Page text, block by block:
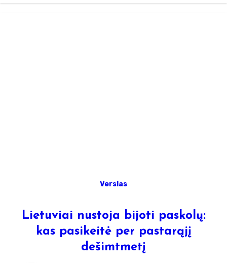
Verslas
Lietuviai nustoja bijoti paskolų:
kas pasikeitė per pastarąjį
dešimtmetį